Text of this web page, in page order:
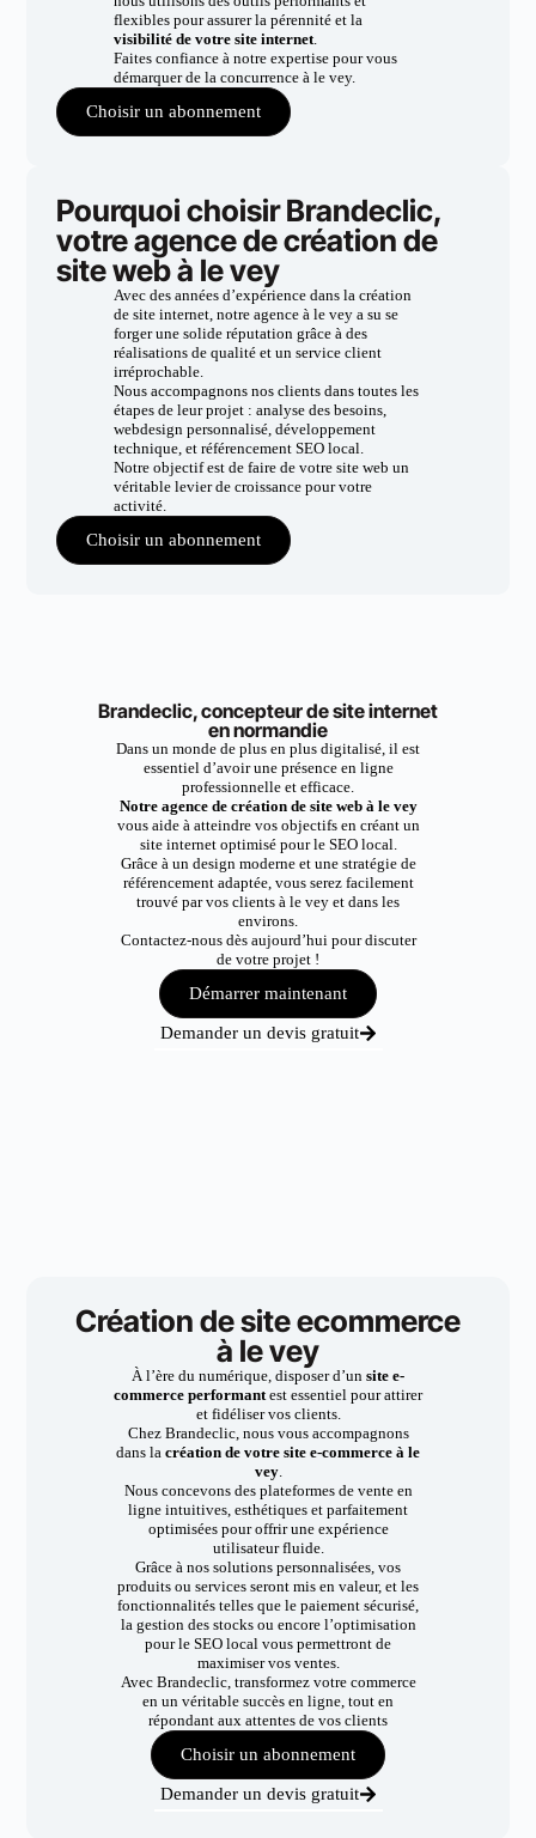
flexibles pour assurer la pérennité et la
visibilité de votre site internet.
Faites confiance à notre expertise pour vous
démarquer de la concurrence à le vey.
Choisir un abonnement
Pourquoi choisir Brandeclic,
votre agence de création de
site web à le vey
Avec des années d’expérience dans la création
de site internet, notre agence à le vey a su se
forger une solide réputation grâce à des
réalisations de qualité et un service client
irréprochable.
Nous accompagnons nos clients dans toutes les
étapes de leur projet : analyse des besoins,
webdesign personnalisé, développement
technique, et référencement SEO local.
Notre objectif est de faire de votre site web un
véritable levier de croissance pour votre
activité.
Choisir un abonnement
Brandeclic, concepteur de site internet
en normandie
Dans un monde de plus en plus digitalisé, il est
essentiel d’avoir une présence en ligne
professionnelle et efficace.
Notre agence de création de site web à le vey
vous aide à atteindre vos objectifs en créant un
site internet optimisé pour le SEO local.
Grâce à un design moderne et une stratégie de
référencement adaptée, vous serez facilement
trouvé par vos clients à le vey et dans les
environs.
Contactez-nous dès aujourd’hui pour discuter
de votre projet !
Démarrer maintenant
Demander un devis gratuit
Création de site ecommerce
à le vey
À l’ère du numérique, disposer d’un site e-
commerce performantest essentiel pour attirer
et fidéliser vos clients.
Chez Brandeclic, nous vous accompagnons
dans la création de votre site e-commerce à le
vey.
Nous concevons des plateformes de vente en
ligne intuitives, esthétiques et parfaitement
optimisées pour offrir une expérience
utilisateur fluide.
Grâce à nos solutions personnalisées, vos
produits ou services seront mis en valeur, et les
fonctionnalités telles que le paiement sécurisé,
la gestion des stocks ou encore l’optimisation
pour le SEO local vous permettront de
maximiser vos ventes.
Avec Brandeclic, transformez votre commerce
en un véritable succès en ligne, tout en
répondant aux attentes de vos clients
Choisir un abonnement
Demander un devis gratuit